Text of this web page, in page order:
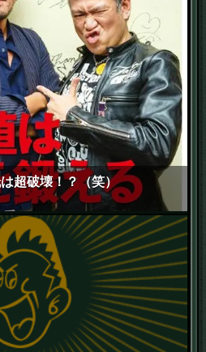
超破壊！？（笑）